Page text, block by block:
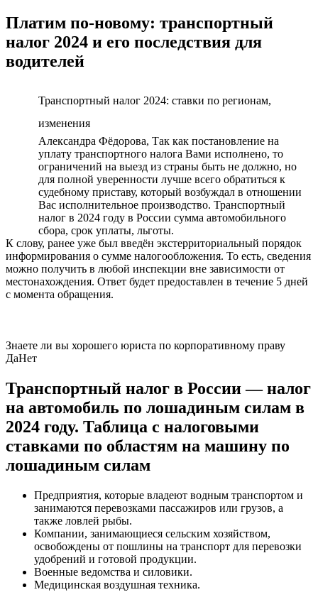
Платим по-новому: транспортный
налог 2024 и его последствия для
водителей
Транспортный налог 2024: ставки по регионам,
изменения
Александра Фёдорова, Так как постановление на
уплату транспортного налога Вами исполнено, то
ограничений на выезд из страны быть не должно, но
для полной уверенности лучше всего обратиться к
судебному приставу, который возбуждал в отношении
Вас исполнительное производство. Транспортный
налог в 2024 году в России сумма автомобильного
сбора, срок уплаты, льготы.
К слову, ранее уже был введён экстерриториальный порядок
информирования о сумме налогообложения. То есть, сведения
можно получить в любой инспекции вне зависимости от
местонахождения. Ответ будет предоставлен в течение 5 дней
с момента обращения.
Знаете ли вы хорошего юриста по корпоративному праву
ДаНет
Транспортный налог в России — налог
на автомобиль по лошадиным силам в
2024 году. Таблица с налоговыми
ставками по областям на машину по
лошадиным силам
Предприятия, которые владеют водным транспортом и
занимаются перевозками пассажиров или грузов, а
также ловлей рыбы.
Компании, занимающиеся сельским хозяйством,
освобождены от пошлины на транспорт для перевозки
удобрений и готовой продукции.
Военные ведомства и силовики.
Медицинская воздушная техника.